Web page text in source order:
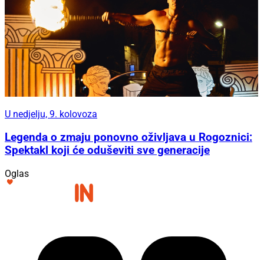
U nedjelju, 9. kolovoza
Legenda o zmaju ponovno oživljava u Rogoznici:
Spektakl koji će oduševiti sve generacije
Oglas